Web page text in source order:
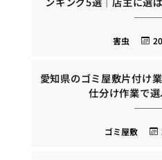
害虫
愛知県のゴミ屋敷片付け
仕分け作業で
ゴミ屋敷